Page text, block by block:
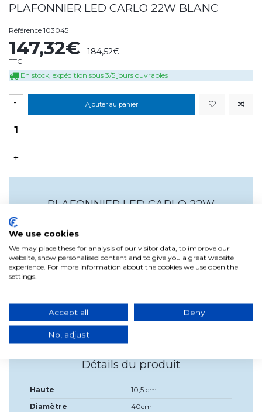
PLAFONNIER LED CARLO 22W BLANC
Référence 103045
147,32€ 184,52€
TTC
En stock, expédition sous 3/5 jours ouvrables
-
+
Ajouter au panier
PLAFONNIER LED CARLO 22W
PLAFONNIER en tissu blanc avec LED de 22W et 3000K
(incluse). Ce plafonnier au design moderne est fabriqué en
tissu blanc. Il est équipé d'une LED de 22W, de 2200 Lumens
et fournit une lumière chaude de 3000K. Il est idéal pour
chambres à coucher. Il peut être commuté sur trois niveaux
de luminosité grâce à un interrupteur classique.
Détails du produit
Haute
10,5 cm
Diamètre
40cm
We use cookies
We may place these for analysis of our visitor data, to improve our
website, show personalised content and to give you a great website
experience. For more information about the cookies we use open the
settings.
Accept all Deny
No, adjust